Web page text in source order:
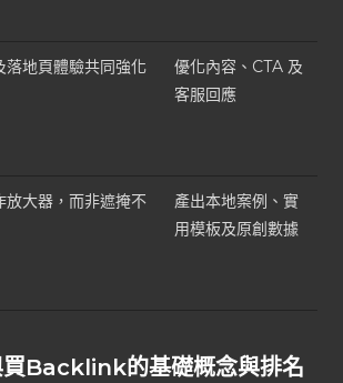
落地頁體驗共同強化
優化內容、CTA 及
客服回應
放大器，而非遮掩不
產出本地案例、實
用模板及原創數據
買Backlink的基礎概念與排名